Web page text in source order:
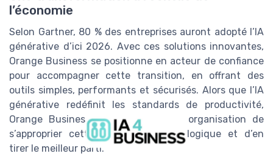
l’économie
Selon Gartner, 80 % des entreprises auront adopté l’IA
générative d’ici 2026. Avec ces solutions innovantes,
Orange Business se positionne en acteur de confiance
pour accompagner cette transition, en offrant des
outils simples, performants et sécurisés. Alors que l’IA
générative redéfinit les standards de productivité,
Orange Business permet à chaque organisation de
s’approprier cette révolution technologique et d’en
tirer le meilleur parti.